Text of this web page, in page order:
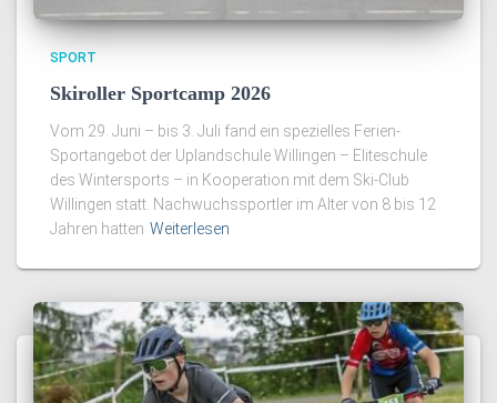
SPORT
Skiroller Sportcamp 2026
Vom 29. Juni – bis 3. Juli fand ein spezielles Ferien-
Sportangebot der Uplandschule Willingen – Eliteschule
des Wintersports – in Kooperation mit dem Ski-Club
Willingen statt. Nachwuchssportler im Alter von 8 bis 12
Jahren hatten Weiterlesen